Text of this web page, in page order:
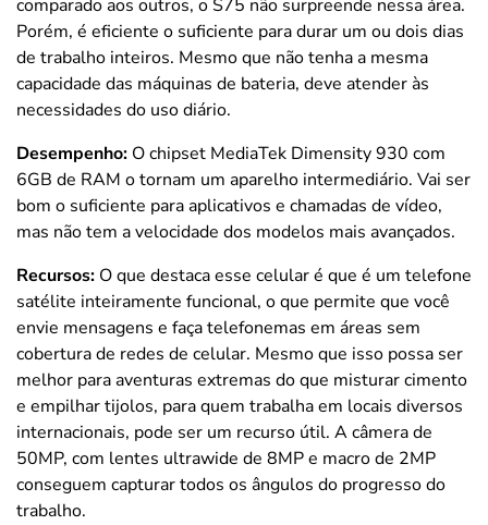
comparado aos outros, o S75 não surpreende nessa área.
Porém, é eficiente o suficiente para durar um ou dois dias
de trabalho inteiros. Mesmo que não tenha a mesma
capacidade das máquinas de bateria, deve atender às
necessidades do uso diário.
Desempenho: O chipset MediaTek Dimensity 930 com
6GB de RAM o tornam um aparelho intermediário. Vai ser
bom o suficiente para aplicativos e chamadas de vídeo,
mas não tem a velocidade dos modelos mais avançados.
Recursos: O que destaca esse celular é que é um telefone
satélite inteiramente funcional, o que permite que você
envie mensagens e faça telefonemas em áreas sem
cobertura de redes de celular. Mesmo que isso possa ser
melhor para aventuras extremas do que misturar cimento
e empilhar tijolos, para quem trabalha em locais diversos
internacionais, pode ser um recurso útil. A câmera de
50MP, com lentes ultrawide de 8MP e macro de 2MP
conseguem capturar todos os ângulos do progresso do
trabalho.